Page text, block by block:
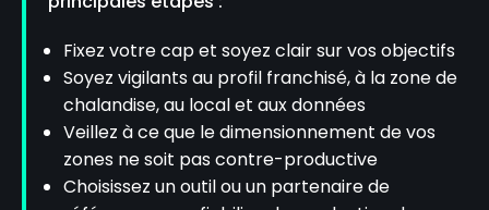
Fixez votre cap et soyez clair sur vos objectifs
Soyez vigilants au profil franchisé, à la zone de
chalandise, au local et aux données
Veillez à ce que le dimensionnement de vos
zones ne soit pas contre-productive
Choisissez un outil ou un partenaire de